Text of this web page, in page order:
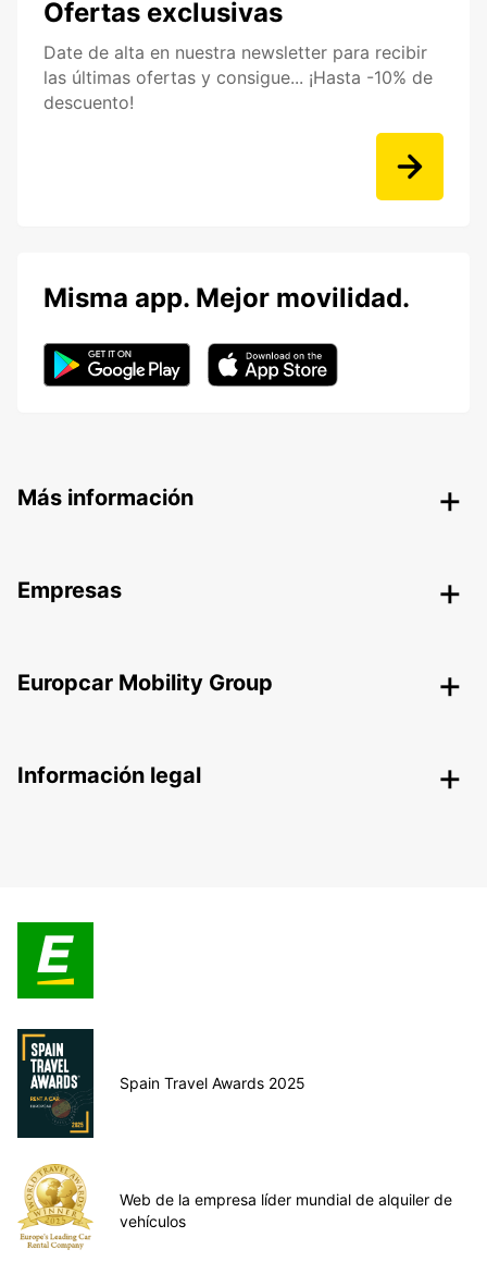
Ofertas exclusivas
Date de alta en nuestra newsletter para recibir
las últimas ofertas y consigue... ¡Hasta -10% de
descuento!
Misma app. Mejor movilidad.
Más información
Empresas
Europcar Mobility Group
Información legal
Spain Travel Awards 2025
Web de la empresa líder mundial de alquiler de
vehículos